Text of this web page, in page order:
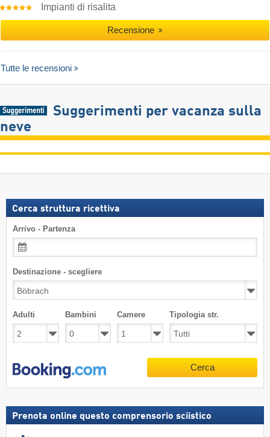
Impianti di risalita
Recensione
Tutte le recensioni
Suggerimenti per vacanza sulla
neve
Cerca struttura ricettiva
Arrivo - Partenza
Destinazione - scegliere
Adulti Bambini Camere Tipologia str.
Cerca
Prenota online questo comprensorio sciistico